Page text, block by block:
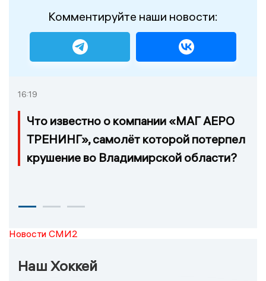
Комментируйте наши новости:
16:19
Что известно о компании «МАГ АЕРО
ТРЕНИНГ», самолёт которой потерпел
крушение во Владимирской области?
Новости СМИ2
Наш Хоккей